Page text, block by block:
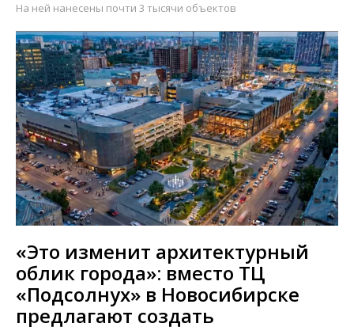
На ней нанесены почти 3 тысячи объектов
«Это изменит архитектурный
облик города»: вместо ТЦ
«Подсолнух» в Новосибирске
предлагают создать